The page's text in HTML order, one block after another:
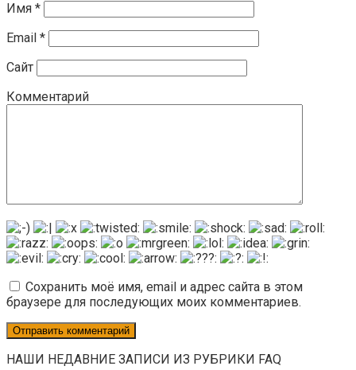
Имя *
Email *
Сайт
Комментарий
Сохранить моё имя, email и адрес сайта в этом
браузере для последующих моих комментариев.
НАШИ НЕДАВНИЕ ЗАПИСИ ИЗ РУБРИКИ FAQ